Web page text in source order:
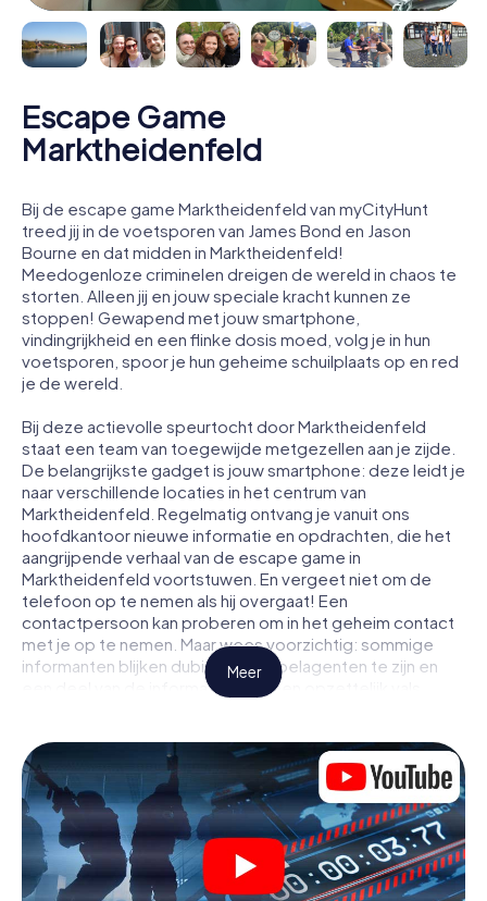
Escape Game
Marktheidenfeld
Bij de escape game Marktheidenfeld van myCityHunt
treed jij in de voetsporen van James Bond en Jason
Bourne en dat midden in Marktheidenfeld!
Meedogenloze criminelen dreigen de wereld in chaos te
storten. Alleen jij en jouw speciale kracht kunnen ze
stoppen! Gewapend met jouw smartphone,
vindingrijkheid en een flinke dosis moed, volg je in hun
voetsporen, spoor je hun geheime schuilplaats op en red
je de wereld.
Bij deze actievolle speurtocht door Marktheidenfeld
staat een team van toegewijde metgezellen aan je zijde.
De belangrijkste gadget is jouw smartphone: deze leidt je
naar verschillende locaties in het centrum van
Marktheidenfeld. Regelmatig ontvang je vanuit ons
hoofdkantoor nieuwe informatie en opdrachten, die het
aangrijpende verhaal van de escape game in
Marktheidenfeld voortstuwen. En vergeet niet om de
telefoon op te nemen als hij overgaat! Een
contactpersoon kan proberen om in het geheim contact
met je op te nemen. Maar wees voorzichtig: sommige
informanten blijken dubieuze dubbelagenten te zijn en
een deel van de informatie blijkt een opzettelijk vals
Anders dan in een klassieke escaperoom in
Marktheidenfeld zit je niet opgesloten in een kamer
waaruit je jezelf binnen een bepaald tijdvenster moet
bevrijden. Met deze speurtocht met een smartphone
wordt heel Marktheidenfeld jouw speelveld! De
technische voorwaarden voor jouw avontuur in
Meer